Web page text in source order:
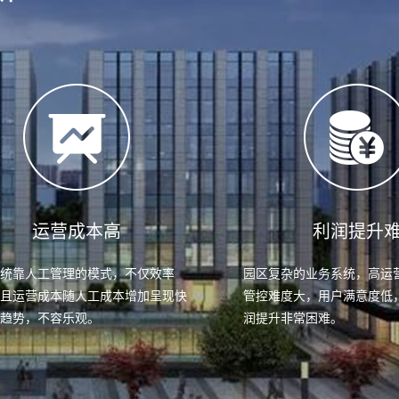
运营成本高
靠人工管理的模式，不仅效率
运营成本随人工成本增加呈现快
势，不容乐观。
利润提升
园区复杂的业务系统，高运
管控难度大，用户满意度低
润提升非常困难。